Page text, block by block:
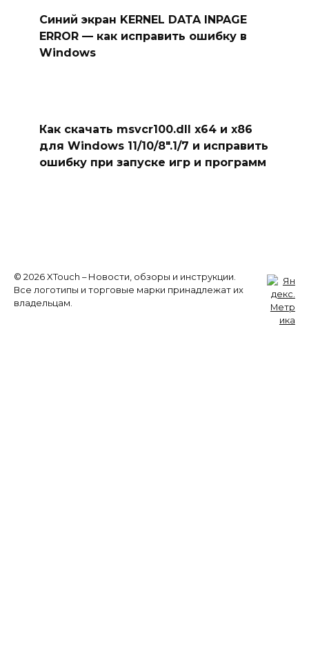
Синий экран KERNEL DATA INPAGE
ERROR — как исправить ошибку в
Windows
Как скачать msvcr100.dll x64 и x86
для Windows 11/10/8″.1/7 и исправить
ошибку при запуске игр и программ
© 2026 XTouch – Новости, обзоры и инструкции.
Все логотипы и торговые марки принадлежат их
владельцам.